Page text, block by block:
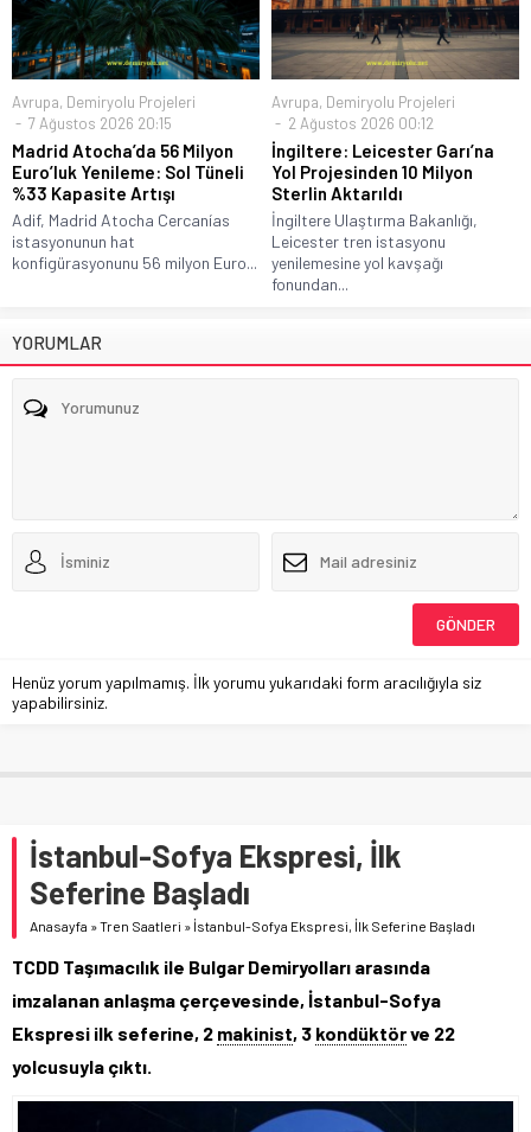
Avrupa, Demiryolu Projeleri
7 Ağustos 2026 20:15
Madrid Atocha’da 56 Milyon
Euro’luk Yenileme: Sol Tüneli
%33 Kapasite Artışı
Adif, Madrid Atocha Cercanías
istasyonunun hat
konfigürasyonunu 56 milyon Euro...
Avrupa, Demiryolu Projeleri
2 Ağustos 2026 00:12
İngiltere: Leicester Garı’na
Yol Projesinden 10 Milyon
Sterlin Aktarıldı
İngiltere Ulaştırma Bakanlığı,
Leicester tren istasyonu
yenilemesine yol kavşağı
fonundan...
YORUMLAR
Henüz yorum yapılmamış. İlk yorumu yukarıdaki form aracılığıyla siz
yapabilirsiniz.
İstanbul-Sofya Ekspresi, İlk
Seferine Başladı
Anasayfa »Tren Saatleri » İstanbul-Sofya Ekspresi, İlk Seferine Başladı
TCDD Taşımacılık ile Bulgar Demiryolları arasında
imzalanan anlaşma çerçevesinde, İstanbul-Sofya
Ekspresi ilk seferine, 2 makinist, 3 kondüktörve 22
yolcusuyla çıktı.